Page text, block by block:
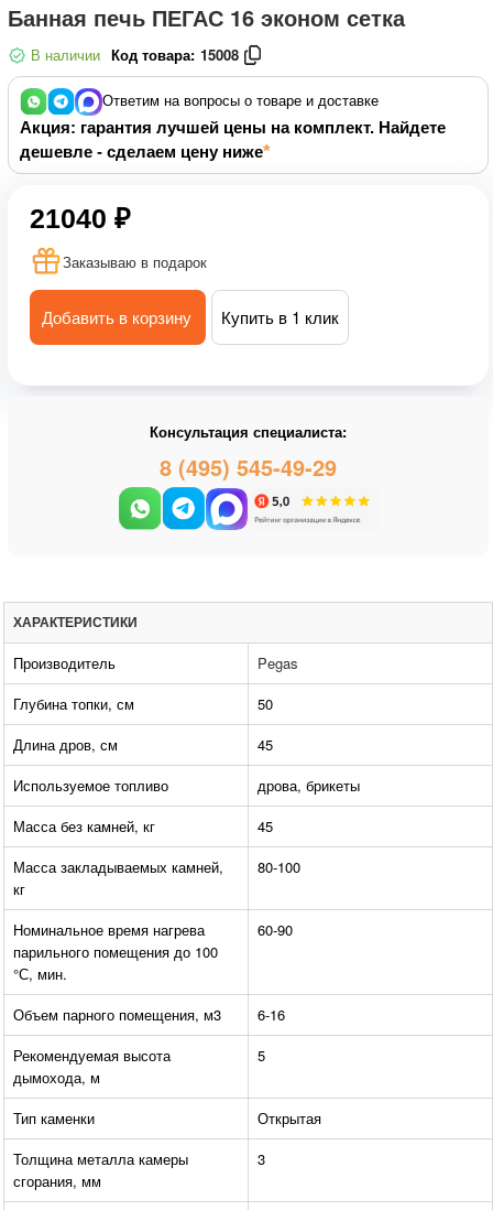
Банная печь ПЕГАС 16 эконом сетка
В наличии Код товара: 15008
Ответим на вопросы о товаре и доставке
Акция: гарантия лучшей цены на комплект. Найдете
дешевле - сделаем цену ниже
21040 ₽
Заказываю в подарок
Добавить в корзину Купить в 1 клик
Консультация специалиста:
8 (495) 545-49-29
ХАРАКТЕРИСТИКИ
Производитель
Pegas
Глубина топки, см
50
Длина дров, см
45
Используемое топливо
дрова, брикеты
Масса без камней, кг
45
Масса закладываемых камней,
кг
80-100
Номинальное время нагрева
парильного помещения до 100
°С, мин.
60-90
Объем парного помещения, м3
6-16
Рекомендуемая высота
дымохода, м
5
Тип каменки
Открытая
Толщина металла камеры
сгорания, мм
3